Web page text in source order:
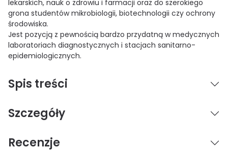
lekarskich, nauk o zdrowiu i farmacji oraz do szerokiego
grona studentów mikrobiologii, biotechnologii czy ochrony
środowiska.
Jest pozycją z pewnością bardzo przydatną w medycznych
laboratoriach diagnostycznych i stacjach sanitarno-
epidemiologicznych.
Spis treści
Szczegóły
Recenzje